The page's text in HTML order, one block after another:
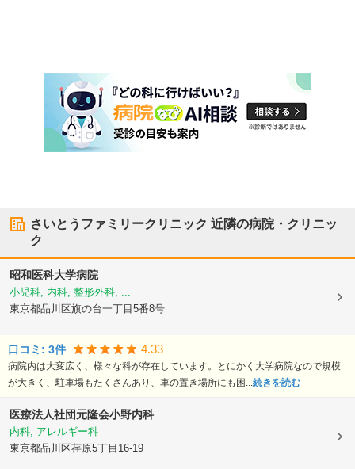
さいとうファミリークリニック 近隣の病院・クリニッ
ク
昭和医科大学病院
小児科, 内科, 整形外科, ...
東京都品川区旗の台一丁目5番8号
口コミ: 3件 4.33
病院内は大変広く、様々な科が存在しています。とにかく大学病院なので規模
が大きく、駐車場もたくさんあり、車の置き場所にも困...続きを読む
医療法人社団元隆会小野内科
内科, アレルギー科
東京都品川区荏原5丁目16-19